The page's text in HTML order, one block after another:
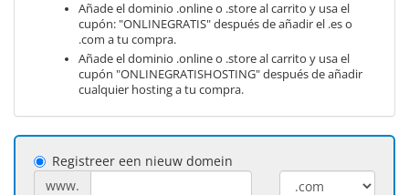
Añade el dominio .online o .store al carrito y usa el
cupón: "ONLINEGRATIS" después de añadir el .es o
.com a tu compra.
Añade el dominio .online o .store al carrito y usa el
cupón "ONLINEGRATISHOSTING" después de añadir
cualquier hosting a tu compra.
Registreer een nieuw domein
www.